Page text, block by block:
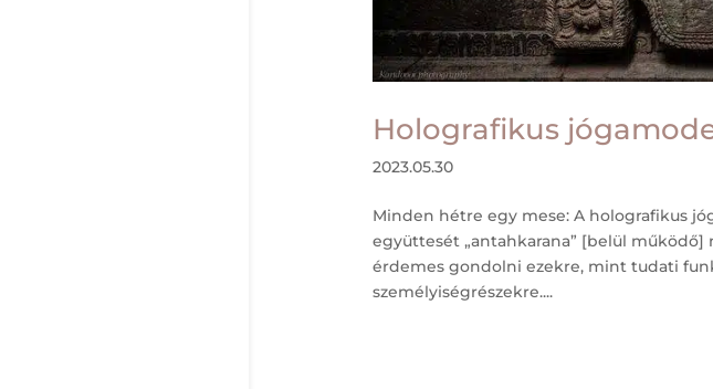
Holografikus
2023.05.30
Minden hétre egy mese: A holografikus
együttesét „antahkarana” [belül
érdemes gondolni ezekre, mint tudati
személyiségrészekre....